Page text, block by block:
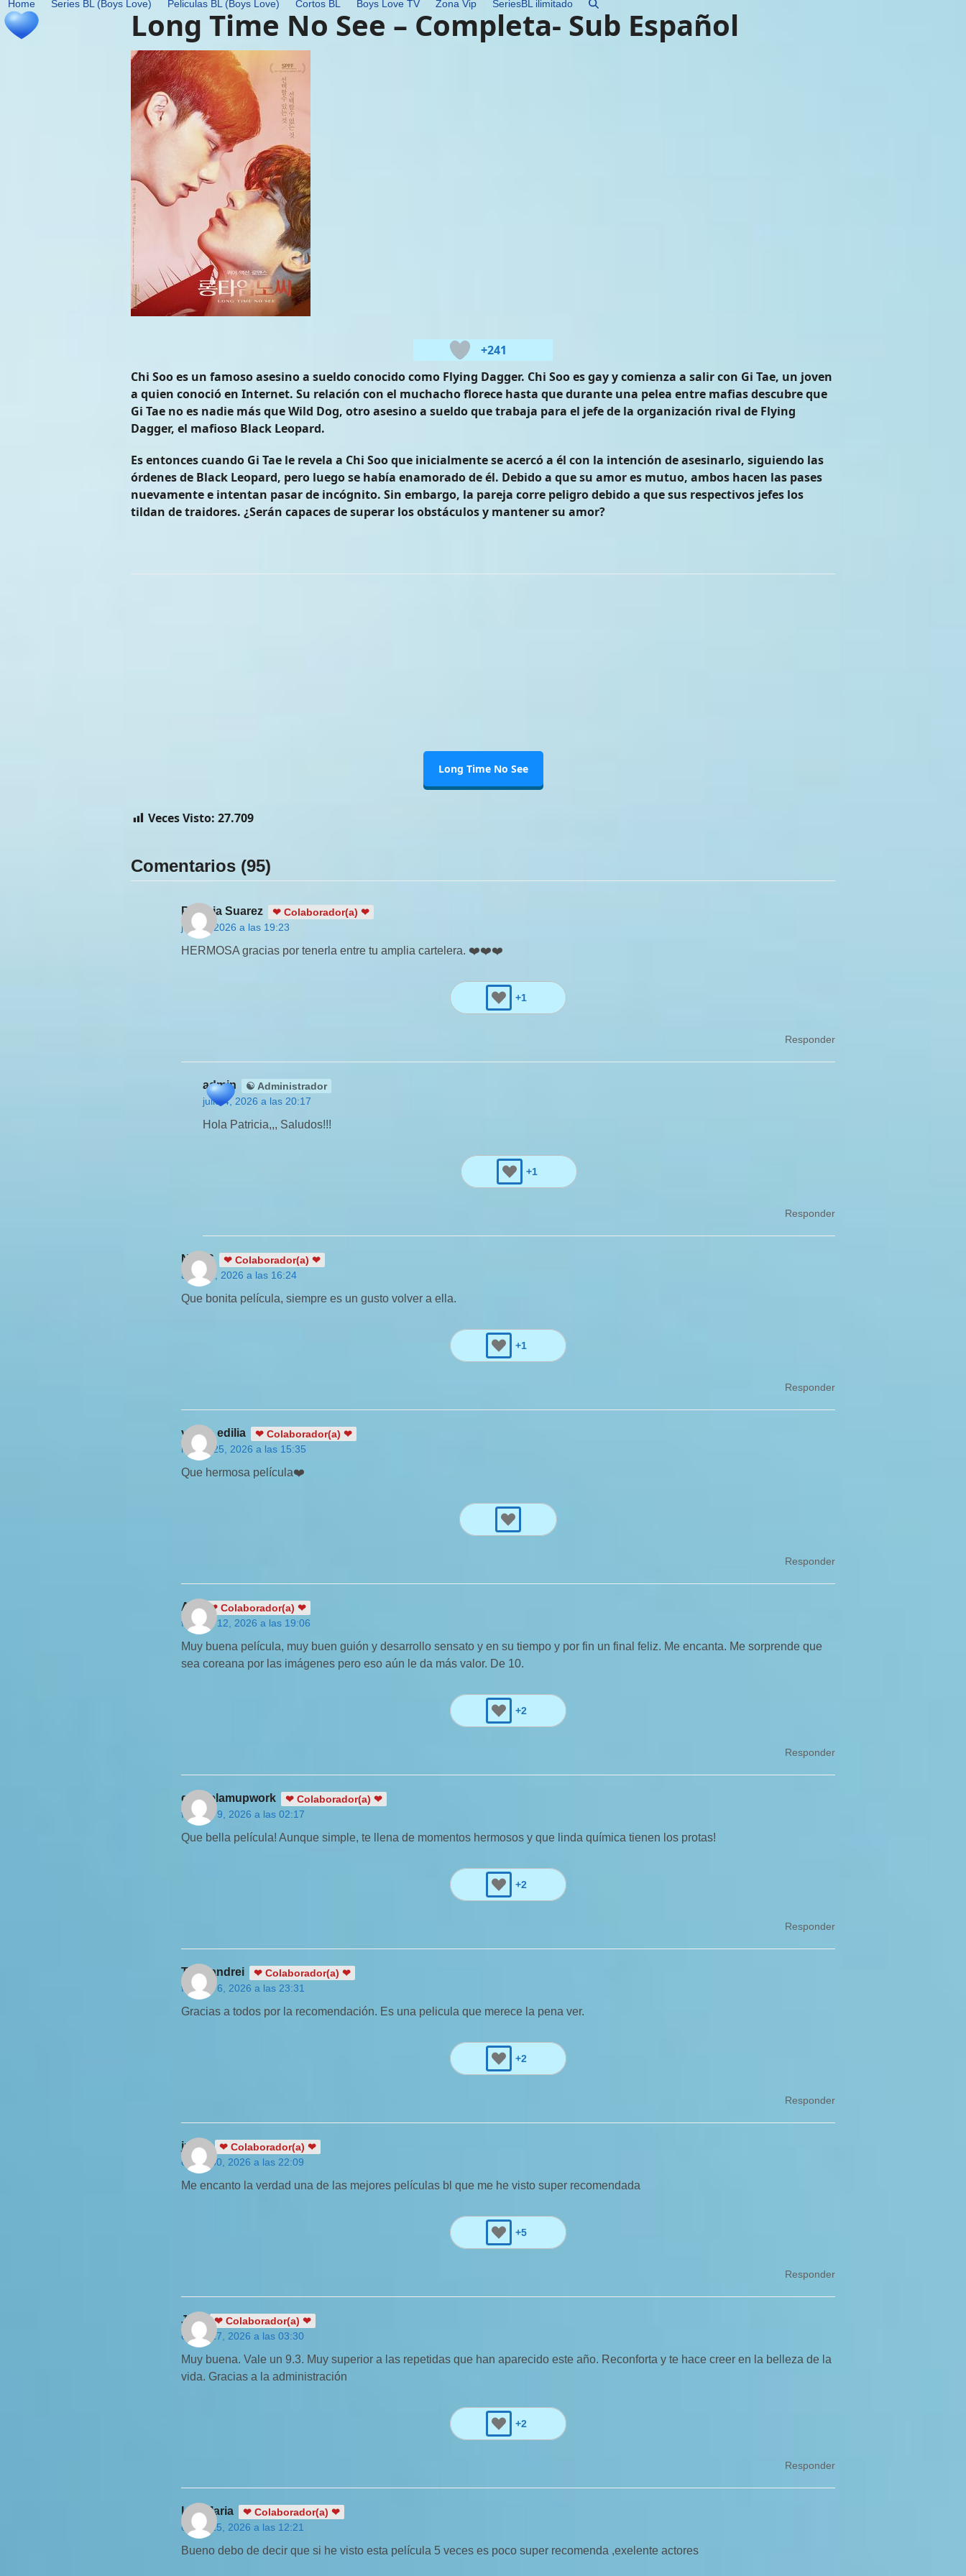
Skip
to
content
Home Series BL (Boys Love) Peliculas BL (Boys Love) Cortos BL Boys Love TV Zona Vip SeriesBL ilimitado
Long Time No See – Completa- Sub Español
+241
Chi Soo es un famoso asesino a sueldo conocido como Flying Dagger. Chi Soo es gay y comienza a salir con Gi Tae, un joven
a quien conoció en Internet. Su relación con el muchacho florece hasta que durante una pelea entre mafias descubre que
Gi Tae no es nadie más que Wild Dog, otro asesino a sueldo que trabaja para el jefe de la organización rival de Flying
Dagger, el mafioso Black Leopard.
Es entonces cuando Gi Tae le revela a Chi Soo que inicialmente se acercó a él con la intención de asesinarlo, siguiendo las
órdenes de Black Leopard, pero luego se había enamorado de él. Debido a que su amor es mutuo, ambos hacen las pases
nuevamente e intentan pasar de incógnito. Sin embargo, la pareja corre peligro debido a que sus respectivos jefes los
tildan de traidores. ¿Serán capaces de superar los obstáculos y mantener su amor?
Long Time No See
Veces Visto: 27.709
Comentarios (95)
Patricia Suarez
❤ Colaborador(a) ❤
julio 4, 2026 a las 19:23
HERMOSA gracias por tenerla entre tu amplia cartelera. ❤️❤️❤️
+1
Responder
admin
☯ Administrador
julio 4, 2026 a las 20:17
Hola Patricia,,, Saludos!!!
+1
Responder
NinaS
❤ Colaborador(a) ❤
abril 21, 2026 a las 16:24
Que bonita película, siempre es un gusto volver a ella.
+1
Responder
yasna edilia
❤ Colaborador(a) ❤
marzo 25, 2026 a las 15:35
Que hermosa película❤️
Responder
Atx
❤ Colaborador(a) ❤
febrero 12, 2026 a las 19:06
Muy buena película, muy buen guión y desarrollo sensato y en su tiempo y por fin un final feliz. Me encanta. Me sorprende que
sea coreana por las imágenes pero eso aún le da más valor. De 10.
+2
Responder
gabrielamupwork
❤ Colaborador(a) ❤
febrero 9, 2026 a las 02:17
Que bella película! Aunque simple, te llena de momentos hermosos y que linda química tienen los protas!
+2
Responder
Tasalandrei
❤ Colaborador(a) ❤
febrero 6, 2026 a las 23:31
Gracias a todos por la recomendación. Es una pelicula que merece la pena ver.
+2
Responder
juli07
❤ Colaborador(a) ❤
enero 30, 2026 a las 22:09
Me encanto la verdad una de las mejores películas bl que me he visto super recomendada
+5
Responder
Jota
❤ Colaborador(a) ❤
enero 27, 2026 a las 03:30
Muy buena. Vale un 9.3. Muy superior a las repetidas que han aparecido este año. Reconforta y te hace creer en la belleza de la
vida. Gracias a la administración
+2
Responder
Luz Maria
❤ Colaborador(a) ❤
enero 25, 2026 a las 12:21
Bueno debo de decir que si he visto esta película 5 veces es poco super recomenda ,exelente actores